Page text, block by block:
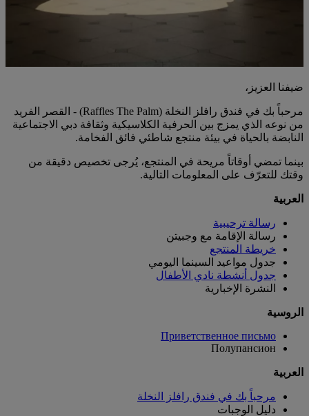
ضيفنا العزيز،
مرحباً بك في فندق رافلز النخلة (Raffles The Palm) - القصر الفريد
من نوعه الذي يمزج بين الحرفية الكلاسيكية وثقافة دبي الاجتماعية
النابضة بالحياة في بيئة منتجع شاطئي فائق الفخامة.
بينما تمضي أوقاتاً مريحة في المنتجع، يُرجى تخصيص دقيقة من
وقتك للتعرّف على المعلومات التالية.
العربية
رسالة ترحيبية
رسالة الإقامة مع وجبيتن
خريطة المنتجع
جدول مواعيد السينما اليومي
جدول أنشطة نادي الأطفال
النشرة الإخبارية
الروسية
Приветственное письмо
Полупансион
العربية
مرحباً بك في فندق رافلز النخلة
دليل الوجبات